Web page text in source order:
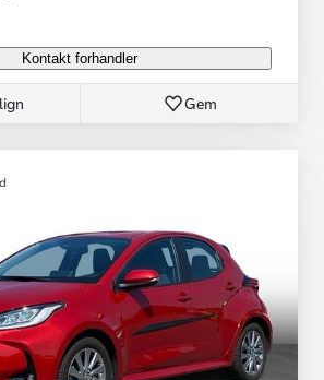
Kontakt forhandler
Gem